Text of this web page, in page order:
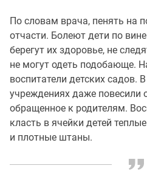
По словам врача, пенять на
отчасти. Болеют дети по
берегут их здоровье, не
не могут одеть подобающе.
воспитатели детских
учреждениях даже повесили
обращенное к родителям.
класть в ячейки детей
и плотные штаны.